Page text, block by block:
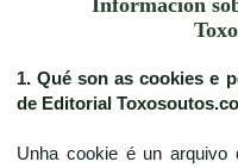
Información
1. Qué son as cookies e
de Editorial
Unha cookie é un arquivo